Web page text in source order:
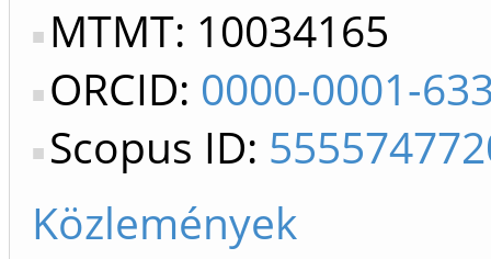
MTMT: 10034165
ORCID: 0000-0001-
Scopus ID:
Közlemények